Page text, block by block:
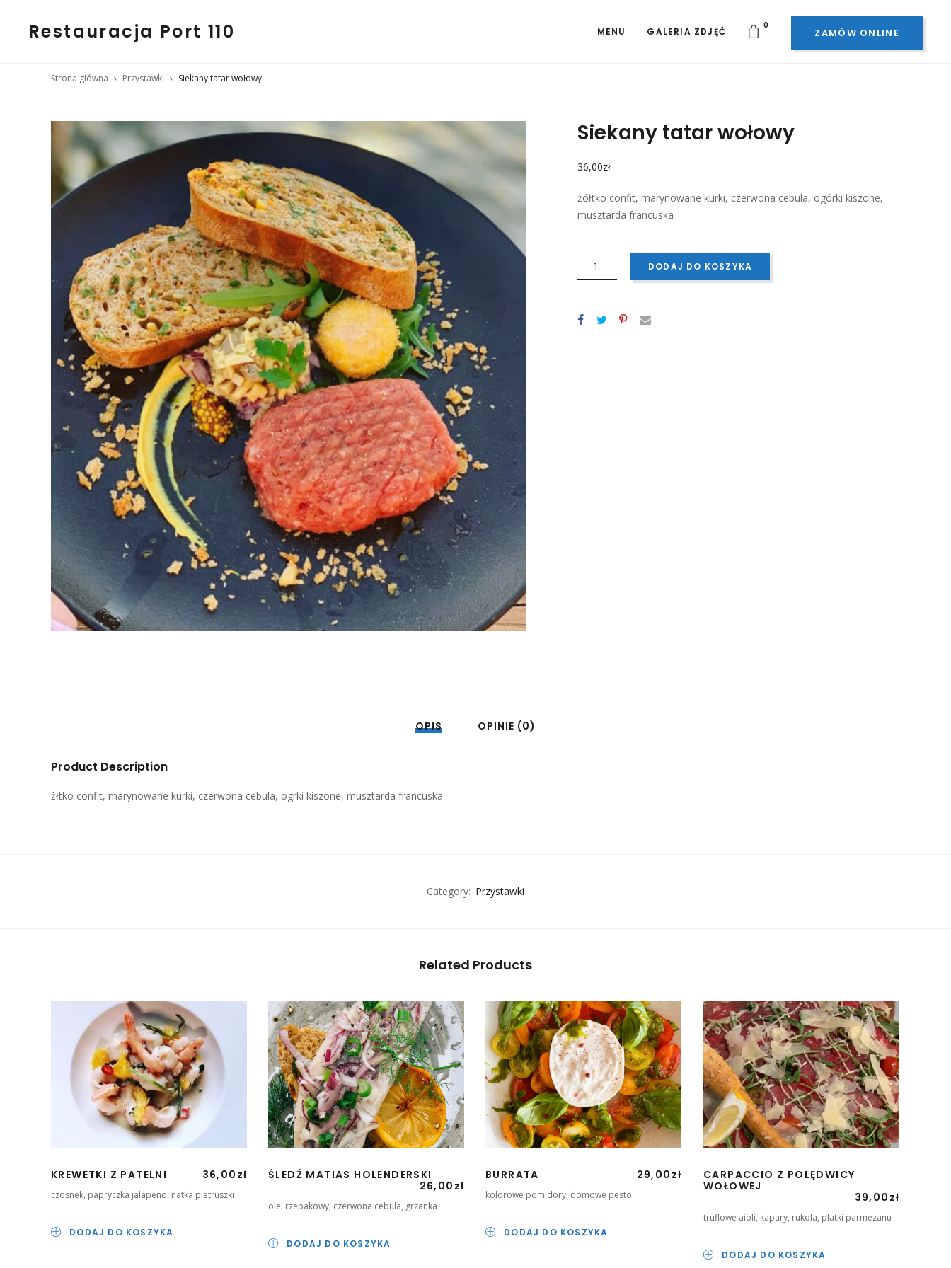
Restauracja Port 110 ZAMÓW ONLINE
MENU GALERIA ZDJĘĆ
0
Strona główna Przystawki Siekany tatar wołowy
Siekany tatar wołowy
36,00zł
żółtko confit, marynowane kurki, czerwona cebula, ogórki kiszone,
musztarda francuska
SIEKANY
TATAR DODAJ DO KOSZYKA
OPIS OPINIE (0)
Product Description
żłtko confit, marynowane kurki, czerwona cebula, ogrki kiszone, musztarda francuska
Category: Przystawki
Related Products
KREWETKI Z PATELNI 36,00 zł
czosnek, papryczka jalapeno, natka pietruszki
DODAJ DO KOSZYKA
ŚLEDŹ MATIAS HOLENDERSKI
26,00 zł
olej rzepakowy, czerwona cebula, grzanka
DODAJ DO KOSZYKA
BURRATA 29,00 zł
kolorowe pomidory, domowe pesto
DODAJ DO KOSZYKA
CARPACCIO Z POLĘDWICY
WOŁOWEJ
39,00 zł
truflowe aioli, kapary, rukola, płatki parmezanu
DODAJ DO KOSZYKA